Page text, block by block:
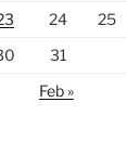
24
25
31
Feb »